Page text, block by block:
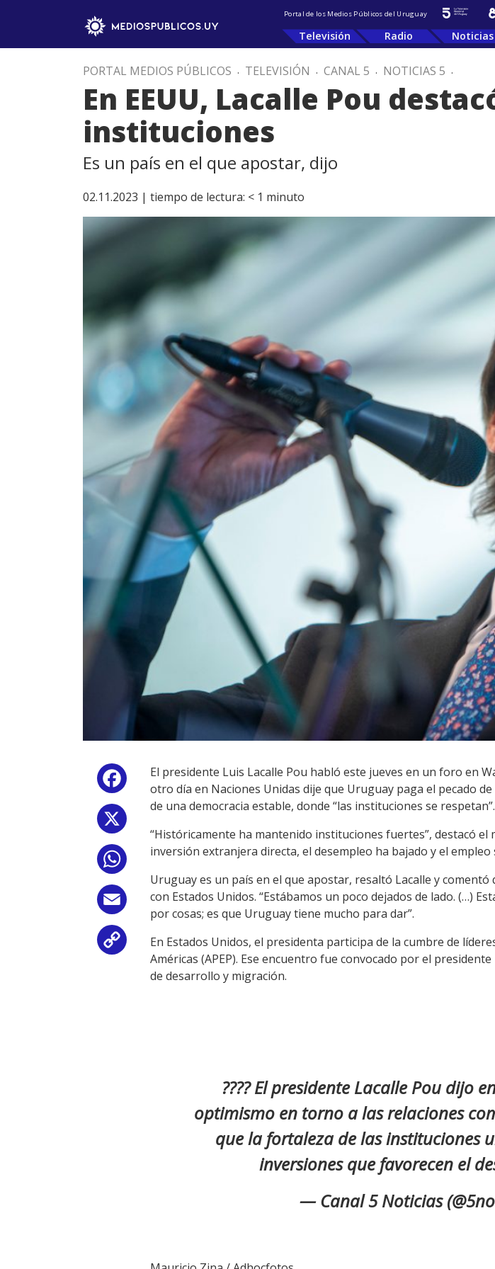
Portal de los Medios Públicos del Uruguay
Televisión Radio Noticias
PORTAL MEDIOS PÚBLICOS . TELEVISIÓN . CANAL 5 . NOTICIAS 5 .
En EEUU, Lacalle Pou
instituciones
Es un país en el que apostar, dijo
02.11.2023 | tiempo de lectura: < 1 minuto
Facebook
Email
Copy
Link
El presidente Luis Lacalle Pou habló este jueves en un foro en
otro día en Naciones Unidas dije que Uruguay paga el pecado
de una democracia estable, donde “las instituciones se respetan”.
“Históricamente ha mantenido instituciones fuertes”, destacó
inversión extranjera directa, el desempleo ha bajado y el empleo
Uruguay es un país en el que apostar, resaltó Lacalle y
con Estados Unidos. “Estábamos un poco dejados de lado. (…)
por cosas; es que Uruguay tiene mucho para dar”.
En Estados Unidos, el presidenta participa de la cumbre de
Américas (APEP). Ese encuentro fue convocado por el
de desarrollo y migración.
???? El presidente Lacalle Pou dijo
optimismo en torno a las relaciones
que la fortaleza de las instituciones
inversiones que favorecen el
— Canal 5 Noticias